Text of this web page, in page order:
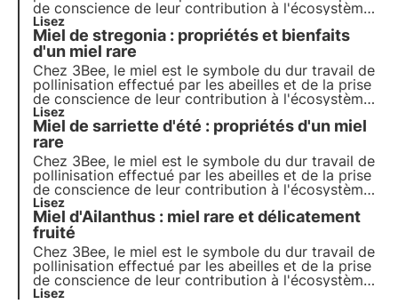
de conscience de leur contribution à l'écosystème.
Nos projets soutiennent la biodiversité et, par
l'intermédiaire de nos producteurs, garantissent un
environnement sain pour les pollinisateurs.
Lisez
Miel de stregonia : propriétés et bienfaits
d'un miel rare
Chez 3Bee, le miel est le symbole du dur travail de
pollinisation effectué par les abeilles et de la prise
de conscience de leur contribution à l'écosystème.
Nos projets soutiennent la biodiversité et, par
l'intermédiaire de nos producteurs, garantissent un
environnement sain pour les pollinisateurs.
Lisez
Miel de sarriette d'été : propriétés d'un miel
rare
Chez 3Bee, le miel est le symbole du dur travail de
pollinisation effectué par les abeilles et de la prise
de conscience de leur contribution à l'écosystème.
Nos projets soutiennent la biodiversité et, par
l'intermédiaire de nos producteurs, garantissent un
environnement sain pour les pollinisateurs.
Lisez
Miel d'Ailanthus : miel rare et délicatement
fruité
Chez 3Bee, le miel est le symbole du dur travail de
pollinisation effectué par les abeilles et de la prise
de conscience de leur contribution à l'écosystème.
Nos projets soutiennent la biodiversité et, par
Lisez